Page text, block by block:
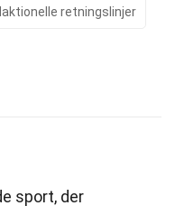
retningslinjer
sport, der